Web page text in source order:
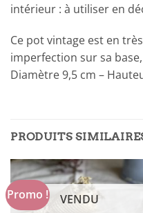
intérieur : à utiliser en
Ce pot vintage est en
imperfection sur sa
Diamètre 9,5 cm –
PRODUITS
Promo ! VENDU